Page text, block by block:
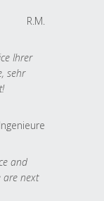
R.M.
Ihrer
sehr
and
are next